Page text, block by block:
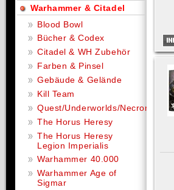
Warhammer & Citadel
Blood Bowl
Bücher & Codex
Citadel & WH Zubehör
Farben & Pinsel
Gebäude & Gelände
Kill Team
Quest/Underworlds/Necromunda
The Horus Heresy
The Horus Heresy
Legion Imperialis
Warhammer 40.000
Warhammer Age of
Sigmar